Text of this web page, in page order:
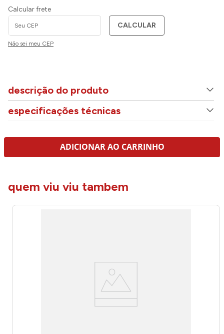
Calcular frete
CALCULAR
Não sei meu CEP
descrição do produto
especificações técnicas
ADICIONAR AO CARRINHO
quem viu viu tambem